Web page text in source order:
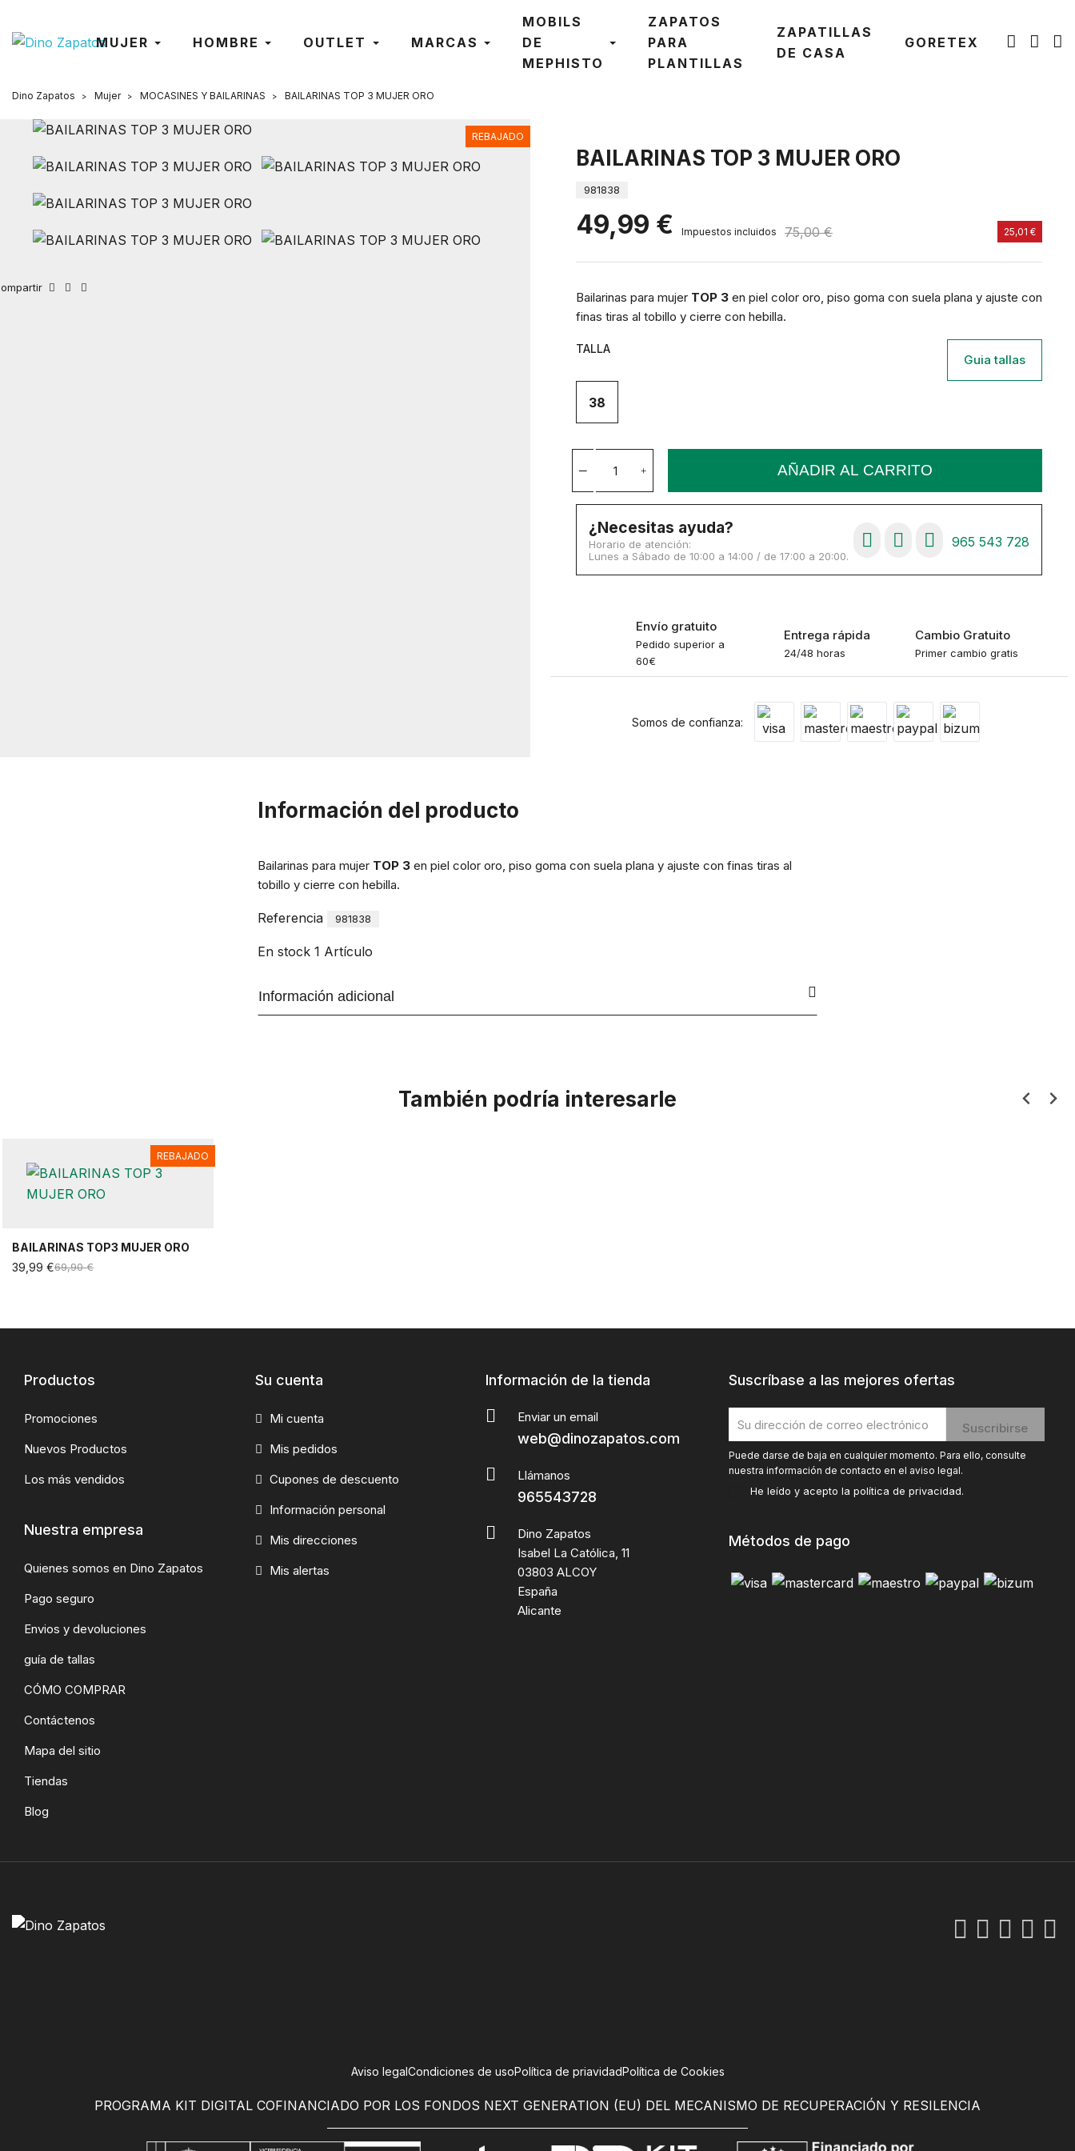
MUJER HOMBRE OUTLET MARCAS
MOBILS
DE
MEPHISTO
ZAPATOS
PARA
PLANTILLAS
ZAPATILLAS
DE CASA
GORETEX
Dino Zapatos Mujer MOCASINES Y BAILARINAS BAILARINAS TOP 3 MUJER ORO
REBAJADO
BAILARINAS TOP 3 MUJER ORO
981838
49,99 € Impuestos incluidos 75,00 € 25,01 €
Bailarinas para mujer TOP 3 en piel color oro, piso goma con suela plana y ajuste con
finas tiras al tobillo y cierre con hebilla.
TALLA
Guia tallas
38
AÑADIR AL CARRITO
¿Necesitas ayuda?
Horario de atención:
Lunes a Sábado de 10:00 a 14:00 / de 17:00 a 20:00.
965 543 728
Envío gratuito
Pedido superior a
60€
Entrega rápida
24/48 horas
Cambio Gratuito
Primer cambio gratis
Somos de confianza:
Información del producto
Bailarinas para mujer TOP 3 en piel color oro, piso goma con suela plana y ajuste con finas tiras al
tobillo y cierre con hebilla.
Referencia 981838
En stock 1 Artículo
Información adicional
También podría interesarle
BAILARINAS TOP3 MUJER ORO
39,99 €69,90 €
REBAJADO
Productos
Promociones
Nuevos Productos
Los más vendidos
Nuestra empresa
Quienes somos en Dino Zapatos
Pago seguro
Envios y devoluciones
guía de tallas
CÓMO COMPRAR
Contáctenos
Mapa del sitio
Tiendas
Blog
Su cuenta
Mi cuenta
Mis pedidos
Cupones de descuento
Información personal
Mis direcciones
Mis alertas
Información de la tienda
Enviar un email
web@dinozapatos.com
Llámanos
965543728
Dino Zapatos
Isabel La Católica, 11
03803 ALCOY
España
Alicante
Suscríbase a las mejores ofertas
Puede darse de baja en cualquier momento. Para ello, consulte
nuestra información de contacto en el aviso legal.
He leído y acepto la política de privacidad.
Métodos de pago
Aviso legalCondiciones de usoPolítica de priavidadPolítica de Cookies
PROGRAMA KIT DIGITAL COFINANCIADO POR LOS FONDOS NEXT GENERATION (EU) DEL MECANISMO DE RECUPERACIÓN Y RESILENCIA